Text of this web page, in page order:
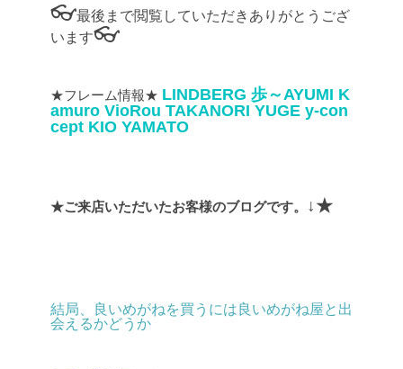
👓最後まで閲覧していただきありがとうござ
います👓
★フレーム情報★ LINDBERG 歩～AYUMI K
amuro VioRou TAKANORI YUGE y-con
cept KIO YAMATO
★ご来店いただいたお客様のブログです。 ↓★
結局、良いめがねを買うには良いめがね屋と出
会えるかどうか